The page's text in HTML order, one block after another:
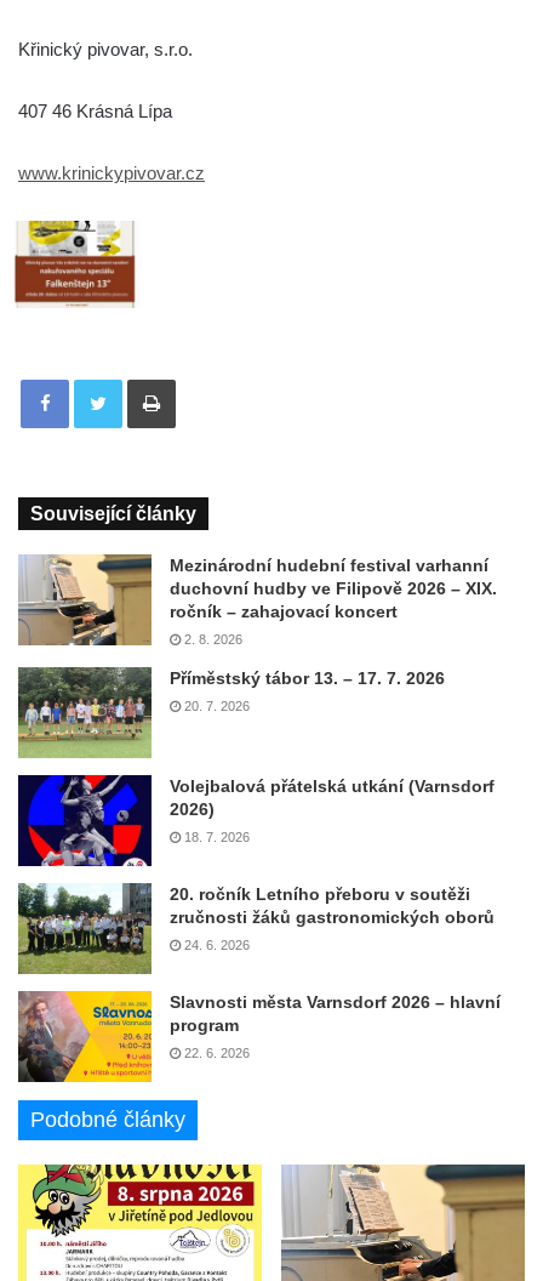
Křinický pivovar, s.r.o.
407 46 Krásná Lípa
www.krinickypivovar.cz
Tisknout
Související články
Mezinárodní hudební festival varhanní
duchovní hudby ve Filipově 2026 – XIX.
ročník – zahajovací koncert
2. 8. 2026
Příměstský tábor 13. – 17. 7. 2026
20. 7. 2026
Volejbalová přátelská utkání (Varnsdorf
2026)
18. 7. 2026
20. ročník Letního přeboru v soutěži
zručnosti žáků gastronomických oborů
24. 6. 2026
Slavnosti města Varnsdorf 2026 – hlavní
program
22. 6. 2026
Podobné články